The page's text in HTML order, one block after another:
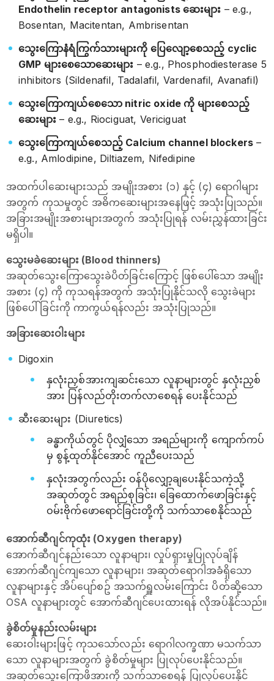
Endothelin receptor antagonists ဆေးများ – e.g.,
Bosentan, Macitentan, Ambrisentan
သွေးကြောနံရံကြွက်သားများကို ပြေလျော့စေသည့် cyclic
GMP များစေသောဆေးများ – e.g., Phosphodiesterase 5
inhibitors (Sildenafil, Tadalafil, Vardenafil, Avanafil)
သွေးကြောကျယ်စေသော nitric oxide ကို များစေသည့်
ဆေးများ – e.g., Riociguat, Vericiguat
သွေးကြောကျယ်စေသည့် Calcium channel blockers –
e.g., Amlodipine, Diltiazem, Nifedipine
အထက်ပါဆေးများသည် အမျိုးအစား (၁) နှင့် (၄) ရောဂါများ
အတွက် ကုသမှုတွင် အဓိကဆေးများအနေဖြင့် အသုံးပြုသည်။
အခြားအမျိုးအစားများအတွက် အသုံးပြုရန် လမ်းညွှန်ထားခြင်း
မရှိပါ။
သွေးမခဲဆေးများ (Blood thinners)
အဆုတ်သွေးကြောသွေးခဲပိတ်ခြင်းကြောင့် ဖြစ်ပေါ်သော အမျိုး
အစား (၄) ကို ကုသရန်အတွက် အသုံးပြုနိုင်သလို သွေးခဲများ
ဖြစ်ပေါ်ခြင်းကို ကာကွယ်ရန်လည်း အသုံးပြုသည်။
အခြားဆေးဝါးများ
Digoxin
နှလုံးညှစ်အားကျဆင်းသော လူနာများတွင် နှလုံးညှစ်
အား ပြန်လည်တိုးတက်လာစေရန် ပေးနိုင်သည်
ဆီးဆေးများ (Diuretics)
ခန္ဓာကိုယ်တွင် ပိုလျှံသော အရည်များကို ကျောက်ကပ်
မှ စွန့်ထုတ်နိုင်အောင် ကူညီပေးသည်
နှလုံးအတွက်လည်း ဝန်ပိုလျှော့ချပေးနိုင်သကဲ့သို့
အဆုတ်တွင် အရည်စုခြင်း၊ ခြေထောက်ဖောခြင်းနှင့်
ဝမ်းဗိုက်ဖောရောင်ခြင်းတို့ကို သက်သာစေနိုင်သည်
အောက်ဆီဂျင်ကုထုံး (Oxygen therapy)
အောက်ဆီဂျင်နည်းသော လူနာများ၊ လှုပ်ရှားမှုပြုလုပ်ချိန်
အောက်ဆီဂျင်ကျသော လူနာများ၊ အဆုတ်ရောဂါအခံရှိသော
လူနာများနှင့် အိပ်ပျော်စဥ် အသက်ရှူလမ်းကြောင်း ပိတ်ဆို့သော
OSA လူနာများတွင် အောက်ဆီဂျင်ပေးထားရန် လိုအပ်နိုင်သည်။
ခွဲစိတ်မှုနည်းလမ်းများ
ဆေးဝါးများဖြင့် ကုသသော်လည်း ရောဂါလက္ခဏာ မသက်သာ
သော လူနာများအတွက် ခွဲစိတ်မှုများ ပြုလုပ်ပေးနိုင်သည်။
အဆုတ်သွေးကြောဖိအားကို သက်သာစေရန် ပြုလုပ်ပေးနိုင်